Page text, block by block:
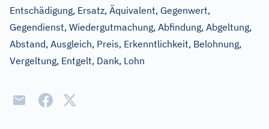
Entschädigung, Ersatz, Äquivalent, Gegenwert,
Gegendienst, Wiedergutmachung, Abfindung, Abgeltung,
Abstand, Ausgleich, Preis, Erkenntlichkeit, Belohnung,
Vergeltung, Entgelt, Dank, Lohn